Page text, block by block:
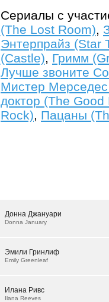
Сериалы с
(The Lost Room),
Энтерпрайз (Star
(Castle), Гримм
Лучше звоните
Мистер
доктор (The Good
Rock), Пацаны
Донна Джануари
Donna January
Эмили Гринлиф
Emily Greenleaf
Илана Ривс
Ilana Reeves